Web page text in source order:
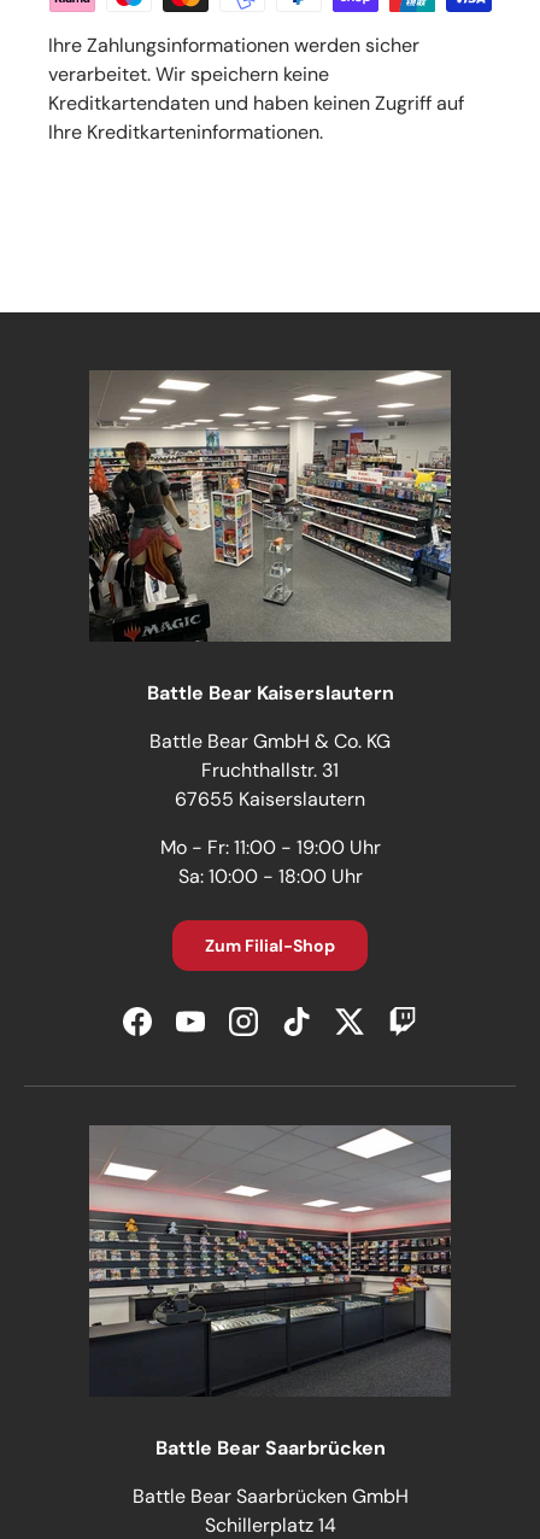
Ihre Zahlungsinformationen werden sicher
verarbeitet. Wir speichern keine
Kreditkartendaten und haben keinen Zugriff auf
Ihre Kreditkarteninformationen.
Battle Bear Kaiserslautern
Battle Bear GmbH & Co. KG
Fruchthallstr. 31
67655 Kaiserslautern
Mo - Fr: 11:00 - 19:00 Uhr
Sa: 10:00 - 18:00 Uhr
Zum Filial-Shop
FacebookYouTubeInstagramTikTokTwitterTwitch
Battle Bear Saarbrücken
Battle Bear Saarbrücken GmbH
Schillerplatz 14